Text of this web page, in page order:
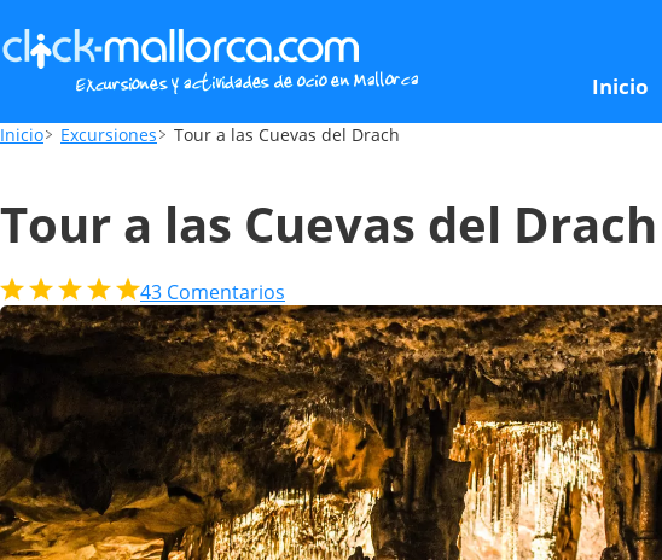
Inicio
Tour a las Cuevas del Drach
Inicio Excursiones Tour a las Cuevas del Drach
Tour a las Cuevas del Drach
43 Comentarios